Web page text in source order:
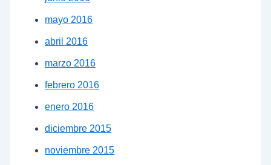
mayo 2016
abril 2016
marzo 2016
febrero 2016
enero 2016
diciembre 2015
noviembre 2015